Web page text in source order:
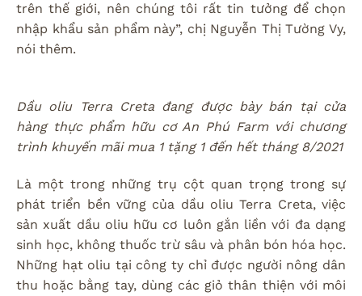
trên thế giới, nên chúng tôi rất tin tưởng để chọn
nhập khẩu sản phẩm này”, chị Nguyễn Thị Tường Vy,
nói thêm.
Dầu oliu Terra Creta đang được bày bán tại cửa
hàng thực phẩm hữu cơ An Phú Farm với chương
trình khuyến mãi mua 1 tặng 1 đến hết tháng 8/2021
Là một trong những trụ cột quan trọng trong sự
phát triển bền vững của dầu oliu Terra Creta, việc
sản xuất dầu oliu hữu cơ luôn gắn liền với đa dạng
sinh học, không thuốc trừ sâu và phân bón hóa học.
Những hạt oliu tại công ty chỉ được người nông dân
thu hoặc bằng tay, dùng các giỏ thân thiện với môi